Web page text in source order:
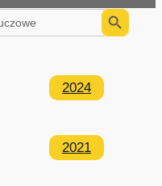
Search Button
2024
2021